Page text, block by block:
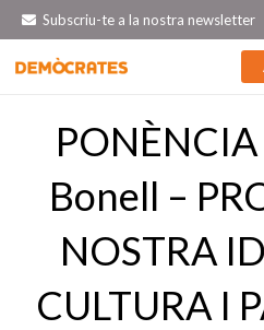
Subscriu-te a la nostra newsletter
Bonell –
NOSTRA
CULTURA I